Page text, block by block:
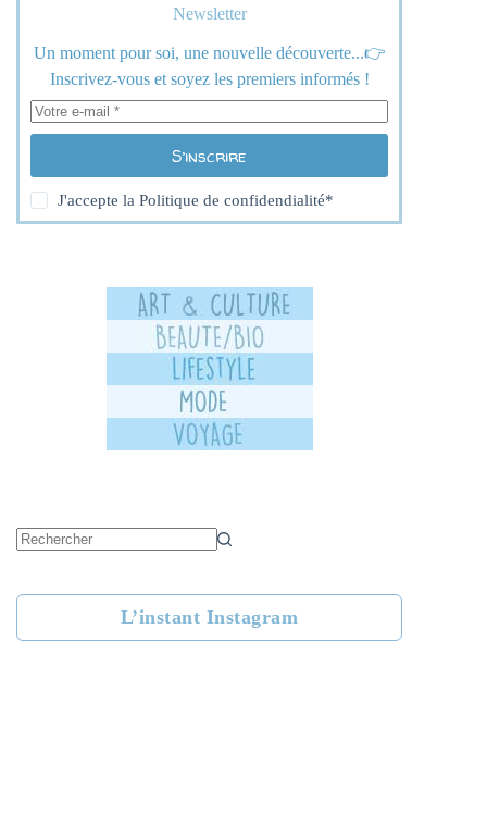
Newsletter
Un moment pour soi, une nouvelle découverte...👉
Inscrivez-vous et soyez les premiers informés !
S’inscrire
J'accepte laPolitique de confidendialité*
L’instant Instagram